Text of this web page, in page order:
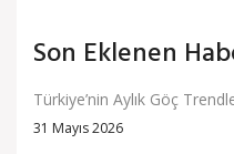
Son Eklenen
Türkiye’nin Aylık Göç
31 Mayıs 2026